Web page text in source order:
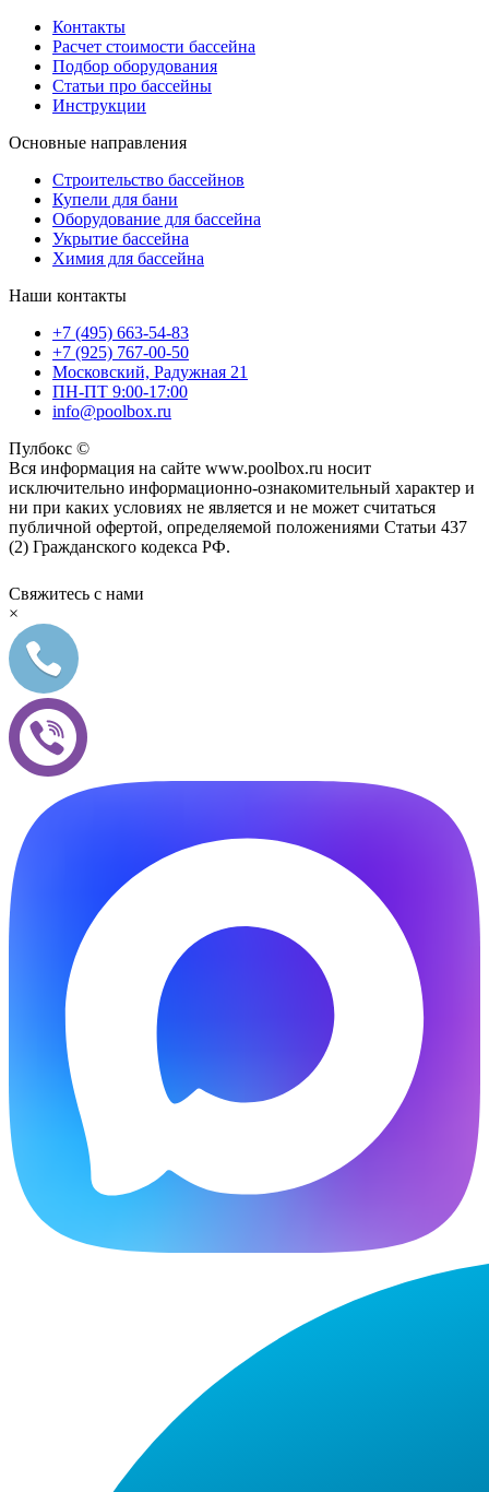
Контакты
Расчет стоимости бассейна
Подбор оборудования
Статьи про бассейны
Инструкции
Основные направления
Строительство бассейнов
Купели для бани
Оборудование для бассейна
Укрытие бассейна
Химия для бассейна
Наши контакты
+7 (495) 663-54-83
+7 (925) 767-00-50
Московский, Радужная 21
ПН-ПТ 9:00-17:00
info@poolbox.ru
Пулбокс ©
Вся информация на сайте www.poolbox.ru носит
исключительно информационно-ознакомительный характер и
ни при каких условиях не является и не может считаться
публичной офертой, определяемой положениями Статьи 437
(2) Гражданского кодекса РФ.
Свяжитесь с нами
×